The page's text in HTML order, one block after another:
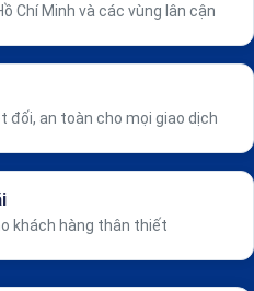
Chí Minh và các vùng lân cận
an toàn cho mọi giao dịch
khách hàng thân thiết